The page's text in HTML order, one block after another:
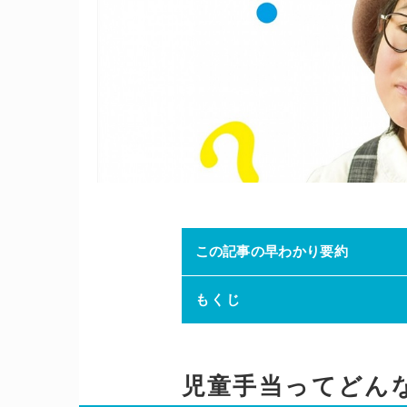
この記事の早わかり要約
もくじ
児童手当ってどん